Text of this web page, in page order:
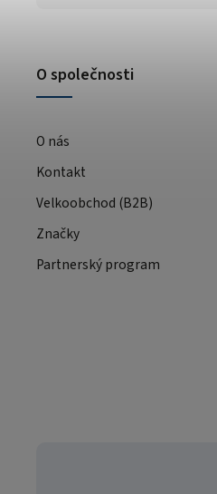
O společnosti
O nás
Kontakt
Velkoobchod (B2B)
Značky
Partnerský program